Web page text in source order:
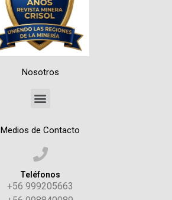
Nosotros
Medios de Contacto
Teléfonos
+56 999205663